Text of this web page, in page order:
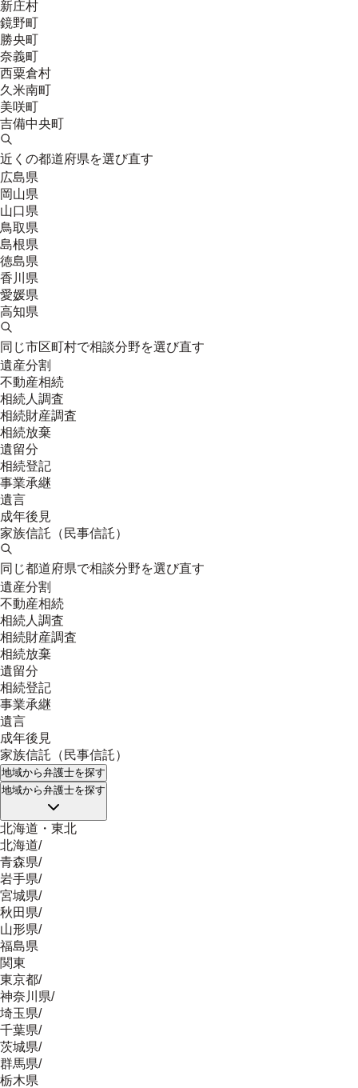
新庄村
鏡野町
勝央町
奈義町
西粟倉村
久米南町
美咲町
吉備中央町
近くの都道府県を選び直す
広島県
岡山県
山口県
鳥取県
島根県
徳島県
香川県
愛媛県
高知県
同じ市区町村で相談分野を選び直す
遺産分割
不動産相続
相続人調査
相続財産調査
相続放棄
遺留分
相続登記
事業承継
遺言
成年後見
家族信託（民事信託）
同じ都道府県で相談分野を選び直す
遺産分割
不動産相続
相続人調査
相続財産調査
相続放棄
遺留分
相続登記
事業承継
遺言
成年後見
家族信託（民事信託）
地域から弁護士を探す
地域から弁護士を探す
北海道・東北
北海道/
青森県/
岩手県/
宮城県/
秋田県/
山形県/
福島県
関東
東京都/
神奈川県/
埼玉県/
千葉県/
茨城県/
群馬県/
栃木県